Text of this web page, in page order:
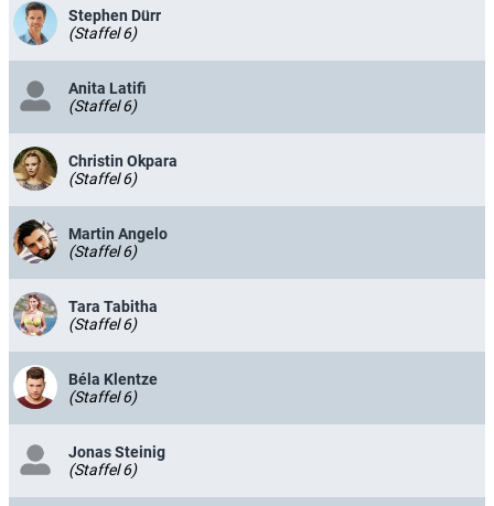
Stephen Dürr
(Staffel 6)
Anita Latifi
(Staffel 6)
Christin Okpara
(Staffel 6)
Martin Angelo
(Staffel 6)
Tara Tabitha
(Staffel 6)
Béla Klentze
(Staffel 6)
Jonas Steinig
(Staffel 6)